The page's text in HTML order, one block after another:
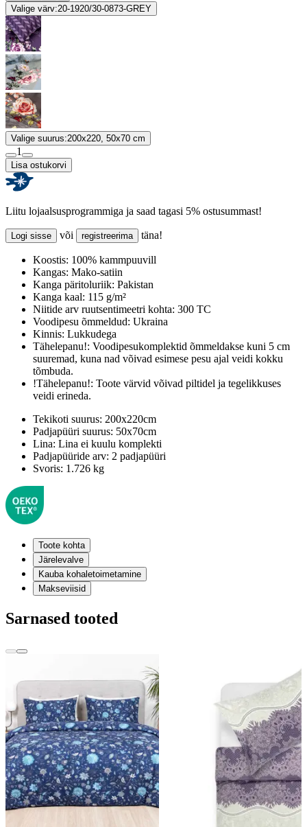
Valige värv:20-1920/30-0873-GREY
Valige suurus:200x220, 50x70 cm
1
Lisa ostukorvi
Liitu lojaalsusprogrammiga ja saad tagasi 5% ostusummast!
Logi sisse või registreerima täna!
Koostis: 100% kammpuuvill
Kangas: Mako-satiin
Kanga päritoluriik: Pakistan
Kanga kaal: 115 g/m²
Niitide arv ruutsentimeetri kohta: 300 TC
Voodipesu õmmeldud: Ukraina
Kinnis: Lukkudega
Tähelepanu!: Voodipesukomplektid õmmeldakse kuni 5 cm
suuremad, kuna nad võivad esimese pesu ajal veidi kokku
tõmbuda.
!Tähelepanu!: Toote värvid võivad piltidel ja tegelikkuses
veidi erineda.
Tekikoti suurus: 200x220cm
Padjapüüri suurus: 50x70cm
Lina: Lina ei kuulu komplekti
Padjapüüride arv: 2 padjapüüri
Svoris: 1.726 kg
Toote kohta
Järelevalve
Kauba kohaletoimetamine
Makseviisid
Sarnased tooted